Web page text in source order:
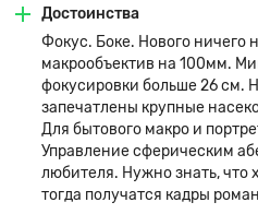
таких как попадание воды и
конструкции и флюоритовому
элемента.
Достоинства
Фокус. Боке. Нового ничего
макрообъектив на 100мм.
фокусировки больше 26 см.
запечатлены крупные
Для бытового макро и
Управление сферическим
любителя. Нужно знать, что
тогда получатся кадры